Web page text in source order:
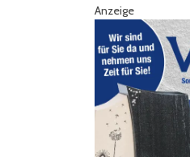
Anzeige